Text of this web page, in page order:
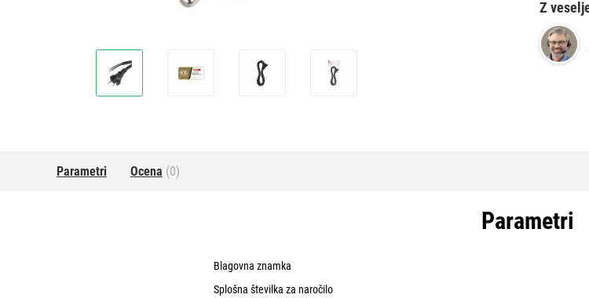
Z
Parametri Ocena (0)
Parametri
Blagovna znamka
Splošna številka za naročilo